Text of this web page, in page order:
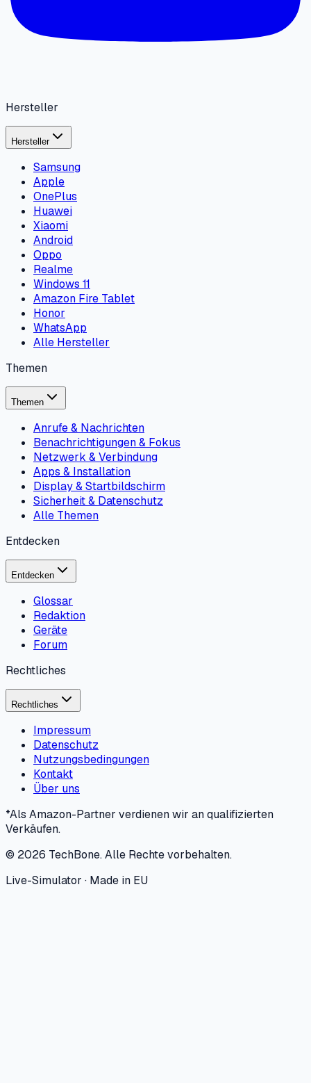
Hersteller
Hersteller
Samsung
Apple
OnePlus
Huawei
Xiaomi
Android
Oppo
Realme
Windows 11
Amazon Fire Tablet
Honor
WhatsApp
Alle Hersteller
Themen
Themen
Anrufe & Nachrichten
Benachrichtigungen & Fokus
Netzwerk & Verbindung
Apps & Installation
Display & Startbildschirm
Sicherheit & Datenschutz
Alle Themen
Entdecken
Entdecken
Glossar
Redaktion
Geräte
Forum
Rechtliches
Rechtliches
Impressum
Datenschutz
Nutzungsbedingungen
Kontakt
Über uns
*Als Amazon-Partner verdienen wir an qualifizierten
Verkäufen.
© 2026 TechBone.Alle Rechte vorbehalten.
Live-Simulator · Made in EU